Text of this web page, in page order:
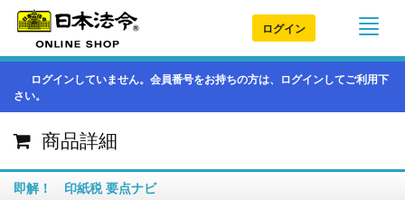
ログイン
ログインしていません。会員番号をお持ちの方は、ログインしてご利用下
さい。
商品詳細
即解！ 印紙税 要点ナビ